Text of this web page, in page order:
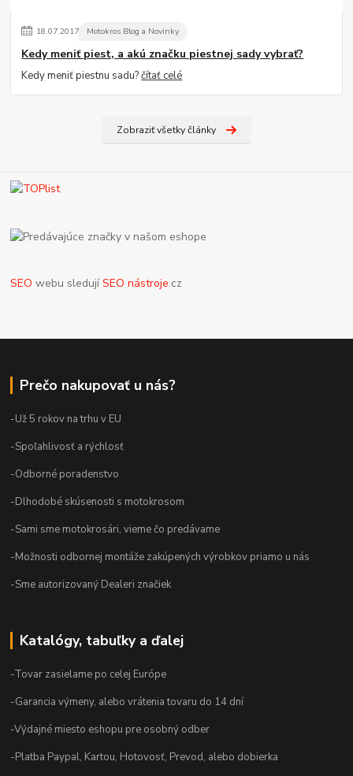
18.07.2017 Motokros Blog a Novinky
Kedy meniť piest, a akú značku piestnej sady vybrať?
Kedy meniť piestnu sadu?čítať celé
Zobraziť všetky články
SEO webu sledujíSEO nástroje.cz
Prečo nakupovať u nás?
-Už 5 rokov na trhu v EU
-Spoľahlivosť a rýchlosť
-Odborné poradenstvo
-Dlhodobé skúsenosti s motokrosom
-Sami sme motokrosári, vieme čo predávame
-Možnosti odbornej montáže zakúpených výrobkov priamo u nás
-Sme autorizovaný Dealeri značiek
Katalógy, tabuľky a ďalej
-Tovar zasielame po celej Európe
-Garancia výmeny, alebo vrátenia tovaru do 14 dní
-Výdajné miesto eshopu pre osobný odber
-Platba Paypal, Kartou, Hotovosť, Prevod, alebo dobierka